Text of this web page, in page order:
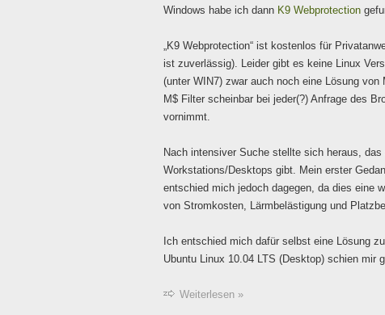
Windows habe ich dann K9 Webprotection
„K9 Webprotection“ ist kostenlos für
ist zuverlässig). Leider gibt es keine Linux
(unter WIN7) zwar auch noch eine Lösung
M$ Filter scheinbar bei jeder(?) Anfrage des
vornimmt.
Nach intensiver Suche stellte sich heraus,
Workstations/Desktops gibt. Mein erster
entschied mich jedoch dagegen, da dies eine
von Stromkosten, Lärmbelästigung und
Ich entschied mich dafür selbst eine Lösung
Ubuntu Linux 10.04 LTS (Desktop) schien mir
Weiterlesen »